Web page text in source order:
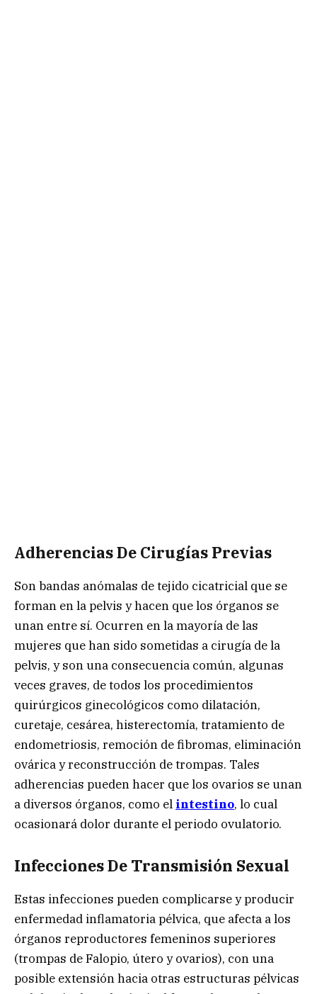
Adherencias De Cirugías Previas
Son bandas anómalas de tejido cicatricial que se
forman en la pelvis y hacen que los órganos se
unan entre sí. Ocurren en la mayoría de las
mujeres que han sido sometidas a cirugía de la
pelvis, y son una consecuencia común, algunas
veces graves, de todos los procedimientos
quirúrgicos ginecológicos como dilatación,
curetaje, cesárea, histerectomía, tratamiento de
endometriosis, remoción de fibromas, eliminación
ovárica y reconstrucción de trompas. Tales
adherencias pueden hacer que los ovarios se unan
a diversos órganos, como el intestino, lo cual
ocasionará dolor durante el periodo ovulatorio.
Infecciones De Transmisión Sexual
Estas infecciones pueden complicarse y producir
enfermedad inflamatoria pélvica, que afecta a los
órganos reproductores femeninos superiores
(trompas de Falopio, útero y ovarios), con una
posible extensión hacia otras estructuras pélvicas